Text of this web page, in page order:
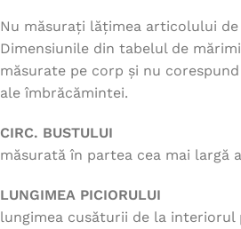
Nu măsurați lățimea articolului
Dimensiunile din tabelul de
măsurate pe corp și nu
ale îmbrăcămintei.
CIRC. BUSTULUI
măsurată în partea cea mai largă
LUNGIMEA PICIORULUI
lungimea cusăturii de la